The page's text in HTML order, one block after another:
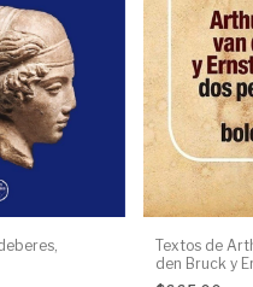
Textos de
den Bruck y
pensadores